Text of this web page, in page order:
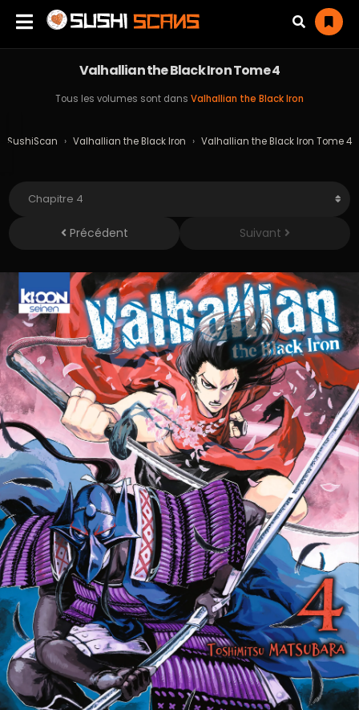
Valhallian the Black Iron Tome 4
Tous les volumes sont dans Valhallian the Black Iron
SushiScan › Valhallian the Black Iron › Valhallian the Black Iron Tome 4
Précédent Suivant